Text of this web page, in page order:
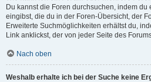
Du kannst die Foren durchsuchen, indem
eingibst, die du in der Foren-Übersicht, der
Erweiterte Suchmöglichkeiten erhältst du,
Link anklickst, der von jeder Seite des
Nach oben
Weshalb erhalte ich bei der Suche keine